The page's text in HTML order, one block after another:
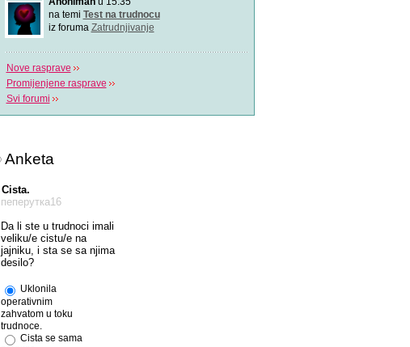
na temi Test na trudnocu
iz foruma Zatrudnjivanje
Nove rasprave
Promijenjene rasprave
Svi forumi
Anketa
Cista.
пеперутка16
Da li ste u trudnoci imali
veliku/e cistu/e na
jajniku, i sta se sa njima
desilo?
Uklonila
operativnim
zahvatom u toku
trudnoce.
Cista se sama